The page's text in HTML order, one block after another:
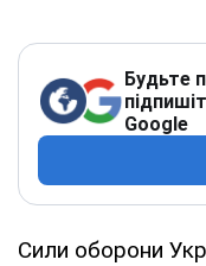
Будьте
Google
Сили оборони